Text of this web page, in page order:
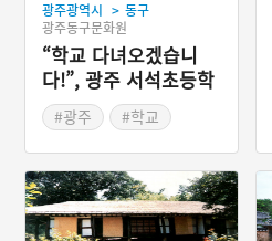
광주광역시 > 동구
광주동구문화원
“학교 다녀오겠습니
다!”, 광주 서석초등학
교 본관·별관·체육관
#광주
#학교
#근대교육시설